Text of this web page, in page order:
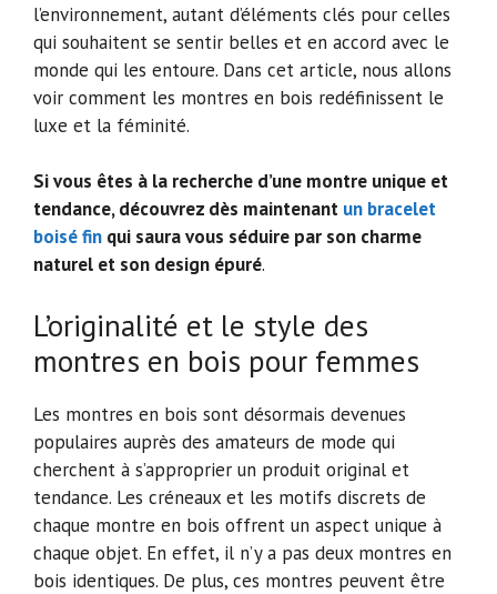
l’environnement, autant d’éléments clés pour celles
qui souhaitent se sentir belles et en accord avec le
monde qui les entoure. Dans cet article, nous allons
voir comment les montres en bois redéfinissent le
luxe et la féminité.
Si vous êtes à la recherche d’une montre unique et
tendance, découvrez dès maintenant un bracelet
boisé fin qui saura vous séduire par son charme
naturel et son design épuré.
L’originalité et le style des
montres en bois pour femmes
Les montres en bois sont désormais devenues
populaires auprès des amateurs de mode qui
cherchent à s’approprier un produit original et
tendance. Les créneaux et les motifs discrets de
chaque montre en bois offrent un aspect unique à
chaque objet. En effet, il n’y a pas deux montres en
bois identiques. De plus, ces montres peuvent être